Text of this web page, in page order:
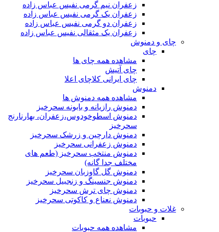
زعفران نیم گرمی نفیس عباس زاده
زعفران یک گرمی نفیس عباس زاده
زعفران دو گرمی نفیس عباس زاده
زعفران یک مثقالی نفیس عباس زاده
چای و دمنوش
چای
مشاهده همه چای ها
چای آتیش
چای ایرانی کلاچای اعلا
دمنوش
مشاهده همه دمنوش ها
دمنوش رازیانه و بابونه سحرخیز
دمنوش اسطوخودوس،زعفران، بهارنارنج
سحرخیز
دمنوش دارچین و زرشک سحرخیز
دمنوش زعفرانی سحرخیز
دمنوش منتخب سحرخیز (طعم های
مختلف جدا گانه)
دمنوش گل گاوزبان سحرخیز
دمنوش جنسینگ و زنجبیل سحرخیز
دمنوش چای ترش سحرخیز
دمنوش نعناع و کاکوتی سحرخیز
غلات و حبوبات
حبوبات
مشاهده همه حبوبات